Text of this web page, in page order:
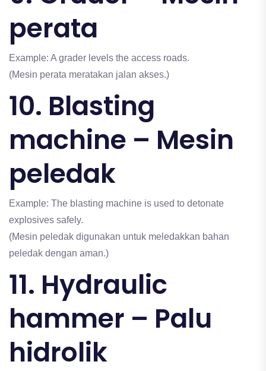
perata
Example: A grader levels the access roads.
(Mesin perata meratakan jalan akses.)
10. Blasting
machine – Mesin
peledak
Example: The blasting machine is used to detonate
explosives safely.
(Mesin peledak digunakan untuk meledakkan bahan
peledak dengan aman.)
11. Hydraulic
hammer – Palu
hidrolik